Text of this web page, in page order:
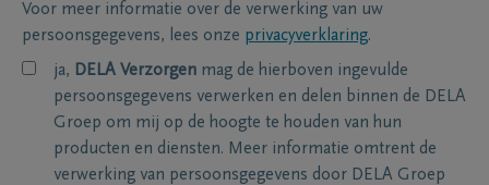
Voor meer informatie over de verwerking van uw
persoonsgegevens, lees onze privacyverklaring.
ja, DELA Verzorgen mag de hierboven ingevulde
persoonsgegevens verwerken en delen binnen de DELA
Groep om mij op de hoogte te houden van hun
producten en diensten. Meer informatie omtrent de
verwerking van persoonsgegevens door DELA Groep